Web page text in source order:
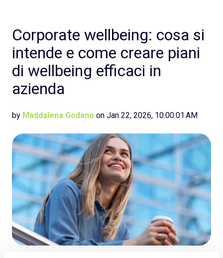
Corporate wellbeing: cosa si
intende e come creare piani
di wellbeing efficaci in
azienda
by Maddalena Godano on Jan 22, 2026, 10:00:01 AM